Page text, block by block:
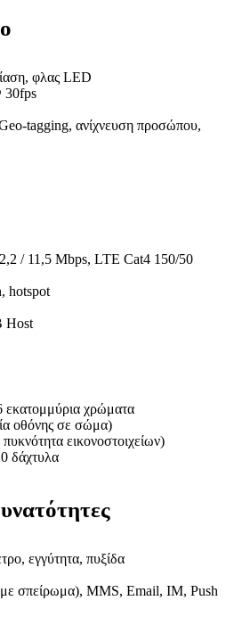
φλας LED
30fps
tagging, ανίχνευση προσώπου,
/ 11,5 Mbps, LTE Cat4 150/50
hotspot
Host
χρώματα
οθόνης σε σώμα)
εικονοστοιχείων)
δάχτυλα
εγγύτητα, πυξίδα
σπείρωμα), MMS, Email, IM, Push